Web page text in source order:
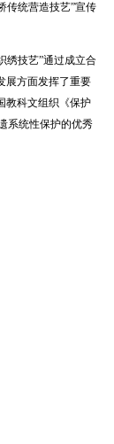
传统营造技艺”宣传
绣技艺”通过成立合
展方面发挥了重要
教科文组织《保护
系统性保护的优秀